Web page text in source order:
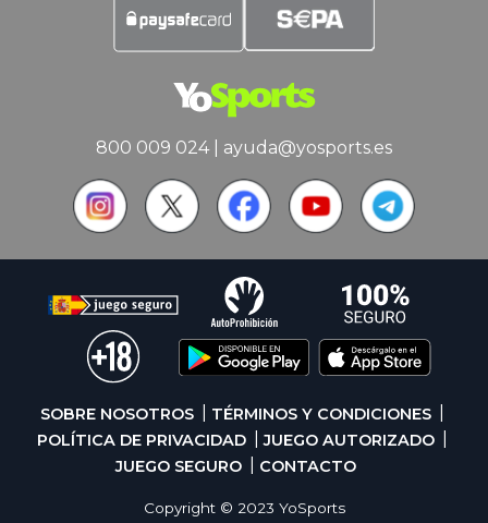
800 009 024| ayuda@yosports.es
SOBRE NOSOTROS
TÉRMINOS Y CONDICIONES
POLÍTICA DE PRIVACIDAD
JUEGO AUTORIZADO
JUEGO SEGURO
CONTACTO
Copyright © 2023 YoSports